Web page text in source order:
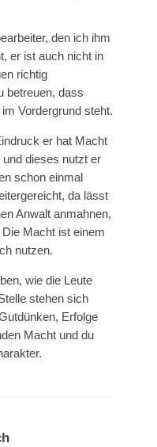
den ich ihm
er ist auch nicht in
richtig
betreuen, dass
Vordergrund steht.
er hat Macht
dieses nutzt er
schon einmal
da lässt
Anwalt anmahnen,
Macht ist einem
nutzen.
wie die Leute
stehen sich
Erfolge
Macht und du